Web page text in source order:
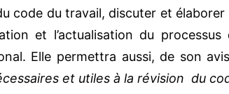
code du travail, discuter et
et l’actualisation du
Elle permettra aussi, de son
et utiles à la révision du